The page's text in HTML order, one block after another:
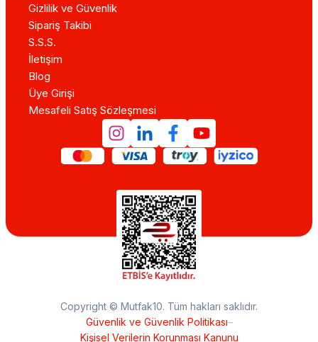
Gizlilik ve Güvenlik
Sipariş Takibi
S.S.S.
İletişim
Blog
Üye Girişi
Mesafeli Satış Sözleşmesi
Copyright © Mutfak10. Tüm hakları saklıdır.
Güvenlik ve Güvenlik Politikası–
Kişisel Verilerin Korunması Kanunu